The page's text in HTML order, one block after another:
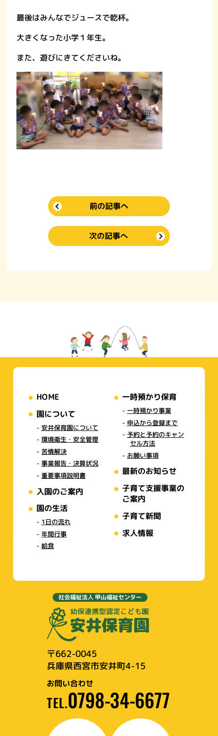
最後はみんなでジュースで乾杯。
大きくなった小学１年生。
また、遊びにきてくださいね。
前の記事へ
次の記事へ
HOME
園について
安井保育園について
環境衛生・安全管理
苦情解決
事業報告・決算状況
重要事項説明書
入園のご案内
園の生活
1日の流れ
年間行事
給食
一時預かり保育
一時預かり事業
申込から登録まで
予約と予約のキャン
セル方法
お願い事項
最新のお知らせ
子育て支援事業の
ご案内
子育て新聞
求人情報
社会福祉法人 甲山福祉センター
〒662-0045
兵庫県西宮市安井町4-15
お問い合わせ
TEL.0798-34-6677